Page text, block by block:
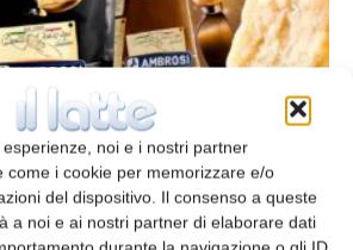
noi e i nostri partner
come i cookie per memorizzare e/o
del dispositivo. Il consenso a queste
a noi e ai nostri partner di elaborare dati
esce Emmi ed entra
diventa la padrona